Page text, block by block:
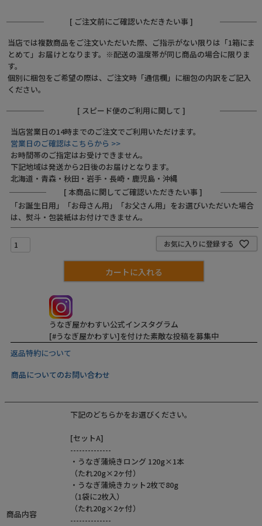
[ ご注文前にご確認いただきたい事 ]
当店では複数商品をご注文いただいた際、ご指示がない限りは「1箱にま
とめて」お届けとなります。※配送の温度帯が同じ商品の場合に限りま
す。
個別に梱包をご希望の際は、ご注文時「通信欄」に梱包の内訳をご記入
ください。
[ スピード便のご利用に関して ]
当店営業日の14時までのご注文でご利用いただけます。
営業日のご確認はこちらから >>
お時間帯のご指定はお受けできません。
下記地域は発送から2日後のお届けとなります。
北海道・青森・秋田・岩手・長崎・鹿児島・沖縄
[ 本商品に関してご確認いただきたい事 ]
「お誕生日用」「お母さん用」「お父さん用」をお選びいただいた場合
は、熨斗・包装紙はお付けできません。
お気に入りに登録する
カートに入れる
うなぎ屋かわすい公式インスタグラム
[#うなぎ屋かわすい]を付けた素敵な投稿を募集中
返品特約について
商品についてのお問い合わせ
商品内容
下記のどちらかをお選びください。
[セットA]
--------------
・うなぎ蒲焼きロング 120g×1本
（たれ20g×2ヶ付）
・うなぎ蒲焼きカット2枚で80g
（1袋に2枚入）
（たれ20g×2ヶ付）
--------------
Instagram